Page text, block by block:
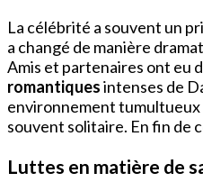
La célébrité a souvent un
a changé de manière
Amis et partenaires ont eu
romantiquesintenses de
environnement tumultueux
souvent solitaire. En fin de
Luttes en matière de